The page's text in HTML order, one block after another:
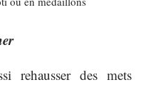
rehausser des mets